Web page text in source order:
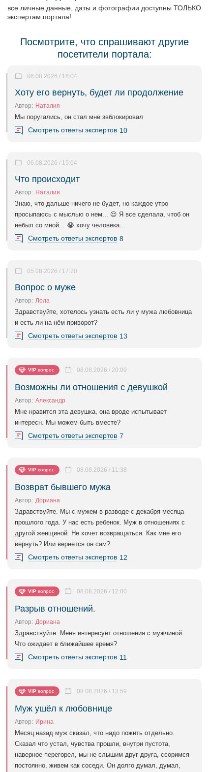
все личные данные, даты и фотографии доступны ТОЛЬКО
экспертам портала!
Посмотрите, что спрашивают другие
посетители портала:
Хоту его вернуть, будет ли продолжение
06.08.2026 / 16:04
Автор: Наталия
Мы поругались, он стал мне звблокировал
Смотреть ответы экспертов 10
Что происходит
06.08.2026 / 15:04
Автор: Наталия
Знаю, что дальше ничего не будет, но каждое утро
просыпаюсь с мыслью о нем... 😔 Я все сделала, чтоб он
небыл со мной... 😭 хочу человека...
Смотреть ответы экспертов 8
Вопрос о муже
05.08.2026 / 17:20
Автор: Лола
Здравствуйте, хотелось узнать есть ли у мужа любовница
и есть ли на нём приворот?
Смотреть ответы экспертов 13
VIP вопрос
Возможны ли отношения с девушкой
08.08.2026 / 20:09
Автор: Александр
Мне нравится эта девушка, она вроде испытывает
интересн. Мы можем быть вместе?
Смотреть ответы экспертов 7
VIP вопрос
Возврат бывшего мужа
08.08.2026 / 11:38
Автор: Дориана
Здравствуйте. Мы с мужем в разводе с декабря месяца
прошлого года. У нас есть ребенок. Муж в отношениях с
другой женщиной. Не хочет возвращаться. Как мне его
вернуть? Или вернется он сам?
Смотреть ответы экспертов 12
VIP вопрос
Разрыв отношений.
08.08.2026 / 12:00
Автор: Дориана
Здравствуйте. Меня интересует отношения с мужчиной.
Что ожидает в ближайшее время?
Смотреть ответы экспертов 11
VIP вопрос
Муж ушёл к любовнице
08.08.2026 / 13:59
Автор: Ирина
Месяц назад муж сказал, что надо пожить отдельно.
Сказал что устал, чувства прошли, внутри пустота,
наверное перегорел, мы не слышим друг друга, ссоримся
постоянно, живем как соседи. Он долго думал, думал,